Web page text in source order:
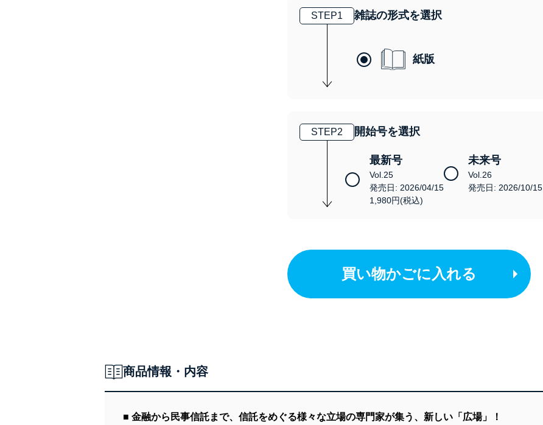
STEP1 雑誌の形式を選択
紙版
STEP2 開始号を選択
最新号
Vol.25
発売日: 2026/04/15
1,980円(税込)
未来号
Vol.26
発売日: 2026/10/15
買い物かごに入れる
商品情報・内容
■ 金融から民事信託まで、信託をめぐる様々な立場の専門家が集う、新しい「広場」！